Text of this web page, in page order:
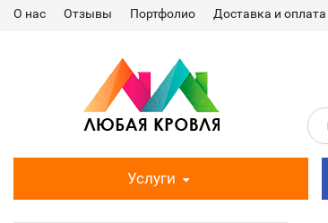
О нас Отзывы Портфолио Доставка и оплата
Услуги